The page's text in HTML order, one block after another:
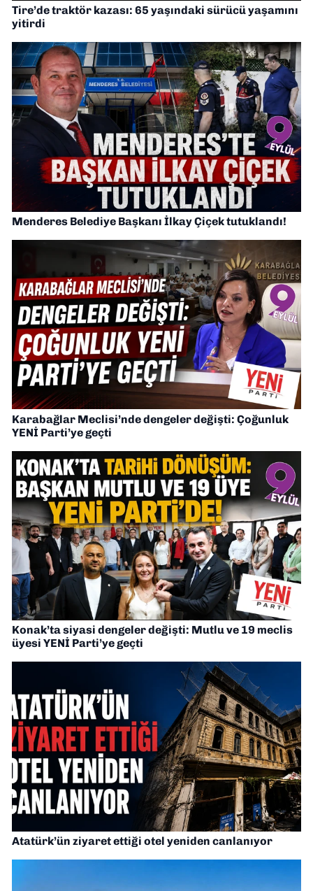
Tire’de traktör kazası: 65 yaşındaki sürücü yaşamını
yitirdi
Menderes Belediye Başkanı İlkay Çiçek tutuklandı!
Karabağlar Meclisi’nde dengeler değişti: Çoğunluk
YENİ Parti’ye geçti
Konak’ta siyasi dengeler değişti: Mutlu ve 19 meclis
üyesi YENİ Parti’ye geçti
Atatürk’ün ziyaret ettiği otel yeniden canlanıyor